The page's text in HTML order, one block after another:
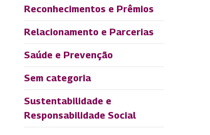
Reconhecimentos e Prêmios
Relacionamento e Parcerias
Saúde e Prevenção
Sem categoria
Sustentabilidade e
Responsabilidade Social